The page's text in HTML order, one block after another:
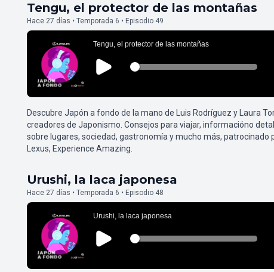
Tengu, el protector de las montañas
Hace 27 días • Temporada 6 • Episodio 49
Descubre Japón a fondo de la mano de Luis Rodríguez y Laura
creadores de Japonismo. Consejos para viajar, informacióno
sobre lugares, sociedad, gastronomía y mucho más, patrocinado
Lexus, Experience Amazing.
Urushi, la laca japonesa
Hace 27 días • Temporada 6 • Episodio 48